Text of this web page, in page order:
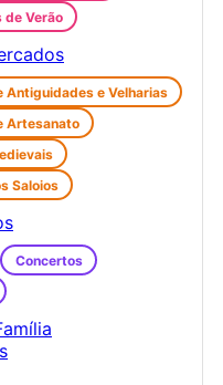
de Verão
Antiguidades e Velharias
Artesanato
Saloios
Concertos